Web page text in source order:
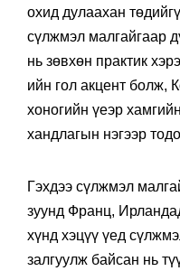
охид дулаахан
сүлжмэл малгайгаар
нь зөвхөн практик
ийн гол акцент болж,
хоногийн үеэр
хандлагын нэгээр
Гэхдээ сүлжмэл
зуунд Франц,
хүнд хэцүү үед
залгуулж байсан нь